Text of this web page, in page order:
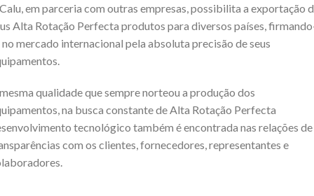
em parceria com outras empresas, possibilita a exportação
Alta Rotação Perfecta produtos para diversos países,
no mercado internacional pela absoluta precisão de seus
qualidade que sempre norteou a produção dos
na busca constante de Alta Rotação Perfecta
tecnológico também é encontrada nas relações de
com os clientes, fornecedores, representantes e